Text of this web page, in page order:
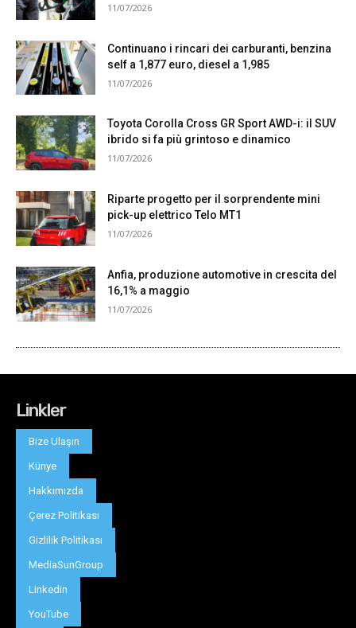
Linkler
Bize Ulaşın
Künye
Hakkımızda
Çerez Politikası
Gizlilik Politikası
MediaSunGroup
Linkedin
YouTube